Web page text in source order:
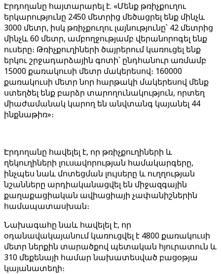
Էրդողանը հայտարարել է. «Մենք թռիչքուղու
երկարությունը 2450 մետրից մեծացրել ենք մինչև
3000 մետր, իսկ թռիչքուղու լայնությունը՝ 42 մետրից
մինչև 60 մետր, ամբողջությամբ վերանորոգել ենք
ուսերը։ Թռիչքուղիների ծայրերում կառուցել ենք
երկու շրջադարձային գոտի՝ ընդհանուր առմամբ
15000 քառակուսի մետր մակերեսով։ 160000
քառակուսի մետր նոր հարթակի մակերեսով մենք
ստեղծել ենք բարձր տարողունակություն, որտեղ
միաժամանակ կարող են անվտանգ կայանել 44
ինքնաթիռ»։
Էրդողանը հավելել է, որ թռիչքուղիների և
ղեկուղիների լուսավորության համակարգերը,
ինչպես նաև մոտեցման լույսերը և ուղղության
նշանները արդիականացվել են միջազգային
քաղաքացիական ավիացիայի չափանիշներին
համապատասխան։
Նախագահը նաև հավելել է, որ
օդանավակայանում կառուցվել է 4800 քառակուսի
մետր ներքին տարածքով պետական ​​հյուրատուն և
310 մեքենայի համար նախատեսված բացօթյա
կայանատեղի։